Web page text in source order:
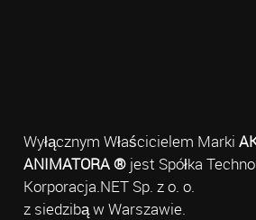
Wyłącznym Właścicielem Marki
ANIMATORA ®jest Spółka
Korporacja.NET Sp. z o. o.
z siedzibą w Warszawie.